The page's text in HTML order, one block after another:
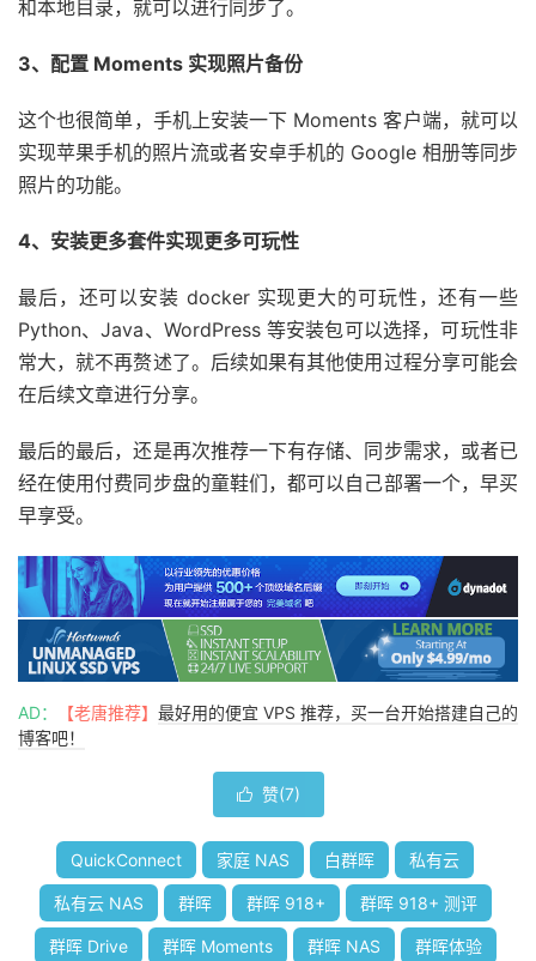
和本地目录，就可以进行同步了。
3、配置 Moments 实现照片备份
这个也很简单，手机上安装一下 Moments 客户端，就可以
实现苹果手机的照片流或者安卓手机的 Google 相册等同步
照片的功能。
4、安装更多套件实现更多可玩性
最后，还可以安装 docker 实现更大的可玩性，还有一些
Python、Java、WordPress 等安装包可以选择，可玩性非
常大，就不再赘述了。后续如果有其他使用过程分享可能会
在后续文章进行分享。
最后的最后，还是再次推荐一下有存储、同步需求，或者已
经在使用付费同步盘的童鞋们，都可以自己部署一个，早买
早享受。
AD： 【老唐推荐】 最好用的便宜 VPS 推荐，买一台开始搭建自己的
博客吧！
 赞(7)
QuickConnect 家庭 NAS 白群晖 私有云
私有云 NAS 群晖 群晖 918+ 群晖 918+ 测评
群晖 Drive 群晖 Moments 群晖 NAS 群晖体验